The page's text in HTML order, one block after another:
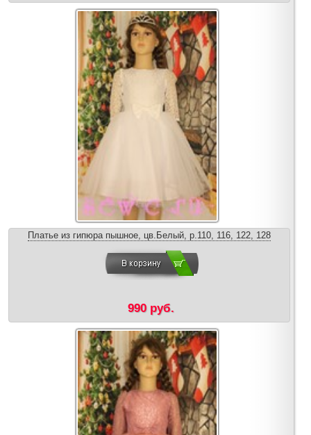
Платье из гипюра пышное, цв.Белый, р.110, 116, 122, 128
990 руб.